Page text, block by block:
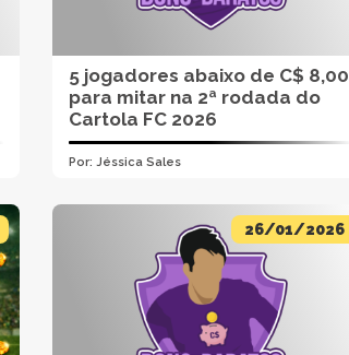
5 jogadores abaixo de C$ 8,00
para mitar na 2ª rodada do
Cartola FC 2026
Por: Jéssica Sales
26/01/2026